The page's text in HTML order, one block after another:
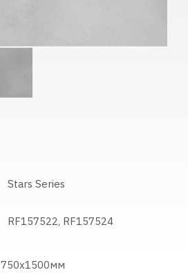
Stars Series
RF157522, RF157524
750x1500мм